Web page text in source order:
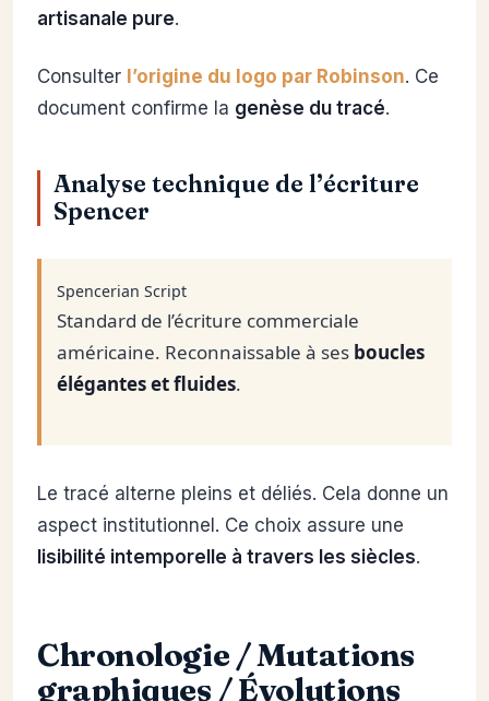
artisanale pure.
Consulter l’origine du logo par Robinson. Ce
document confirme la genèse du tracé.
Analyse technique de l’écriture
Spencer
Spencerian Script
Standard de l’écriture commerciale
américaine. Reconnaissable à ses boucles
élégantes et fluides.
Le tracé alterne pleins et déliés. Cela donne un
aspect institutionnel. Ce choix assure une
lisibilité intemporelle à travers les siècles.
Chronologie / Mutations
graphiques / Évolutions